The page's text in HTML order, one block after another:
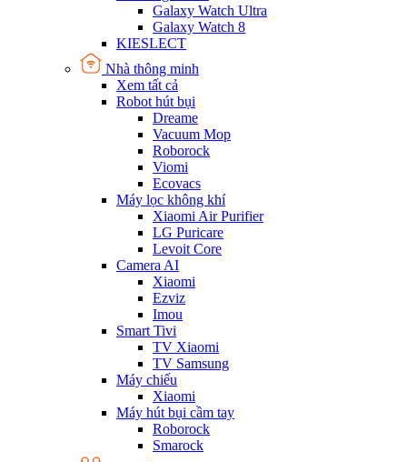
Galaxy Watch Ultra
Galaxy Watch 8
KIESLECT
Nhà thông minh
Xem tất cả
Robot hút bụi
Dreame
Vacuum Mop
Roborock
Viomi
Ecovacs
Máy lọc không khí
Xiaomi Air Purifier
LG Puricare
Levoit Core
Camera AI
Xiaomi
Ezviz
Imou
Smart Tivi
TV Xiaomi
TV Samsung
Máy chiếu
Xiaomi
Máy hút bụi cầm tay
Roborock
Smarock